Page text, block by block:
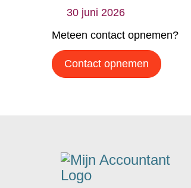
30 juni 2026
Meteen contact opnemen?
Contact opnemen